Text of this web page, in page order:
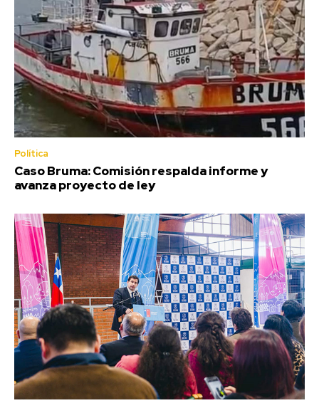
Política
Caso Bruma: Comisión respalda informe y
avanza proyecto de ley